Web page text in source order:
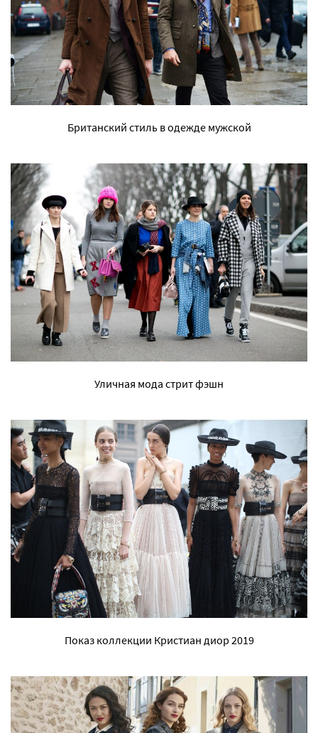
Британский стиль в одежде мужской
Уличная мода стрит фэшн
Показ коллекции Кристиан диор 2019